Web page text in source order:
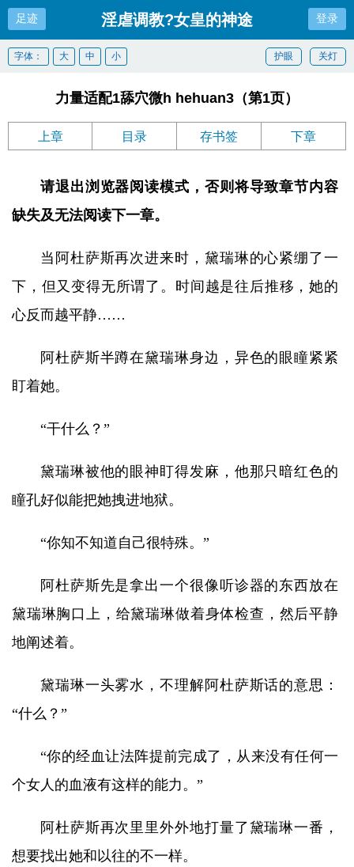
足迹 淫虐调教?女皇的神途 登录
关灯
护眼
字体： 大 中 小
力量适配1舔穴微h hehuan3（第1页）
上章 目录 存书签 下章
请退出浏览器阅读模式，否则将导致章节内容
缺失及无法阅读下一章。
当阿杜萨斯再次进来时，黛瑞琳的心紧绷了一
下，但又变得无所谓了。时间越是往后推移，她的
心反而越平静……
阿杜萨斯半蹲在黛瑞琳身边，异色的眼瞳紧紧
盯着她。
“干什么？”
黛瑞琳被他的眼神盯得发麻，他那只暗红色的
瞳孔好似能把她拽进地狱。
“你知不知道自己很特殊。”
阿杜萨斯先是拿出一个很像听诊器的东西放在
黛瑞琳胸口上，给黛瑞琳做着身体检查，然后平静
地阐述着。
黛瑞琳一头雾水，不理解阿杜萨斯话的意思：
“什么？”
“你的经血让法阵提前完成了，从来没有任何一
个女人的血液有这样的能力。”
阿杜萨斯再次里里外外地打量了黛瑞琳一番，
想要找出她和以往的不一样。